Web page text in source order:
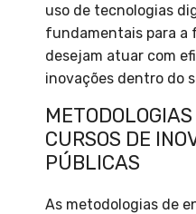
uso de tecnologias
fundamentais para a
desejam atuar com
inovações dentro do
CURSOS DE
PÚBLICAS
As metodologias de